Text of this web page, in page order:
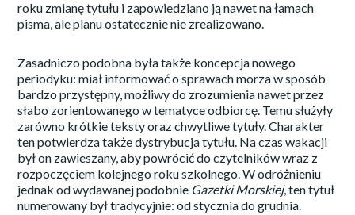
roku zmianę tytułu i zapowiedziano ją nawet na łamach
pisma, ale planu ostatecznie nie zrealizowano.
Zasadniczo podobna była także koncepcja nowego
periodyku: miał informować o sprawach morza w sposób
bardzo przystępny, możliwy do zrozumienia nawet przez
słabo zorientowanego w tematyce odbiorcę. Temu służyły
zarówno krótkie teksty oraz chwytliwe tytuły. Charakter
ten potwierdza także dystrybucja tytułu. Na czas wakacji
był on zawieszany, aby powrócić do czytelników wraz z
rozpoczęciem kolejnego roku szkolnego. W odróżnieniu
jednak od wydawanej podobnie Gazetki Morskiej, ten tytuł
numerowany był tradycyjnie: od stycznia do grudnia.